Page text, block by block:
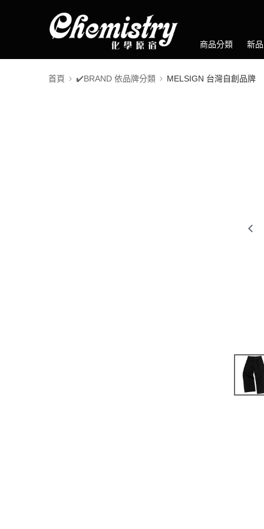
商品分類 新
首頁 ✔️BRAND 依品牌分類 MELSIGN 台灣自創品牌